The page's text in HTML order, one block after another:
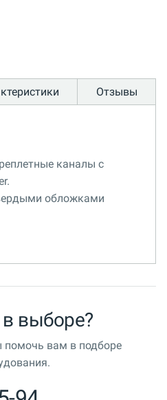
Отзывы
каналы с
обложками
в выборе?
вам в подборе